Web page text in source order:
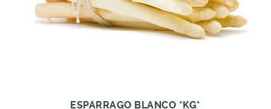
ESPARRAGO BLANCO *KG*